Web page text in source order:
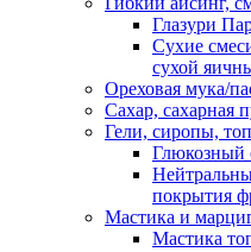
Глазури
Сухие
сухой
Ореховая мука/
Сахар, сахарная
Гели, сиропы,
Глюкозный
покрытия
Мастика и
Мастика